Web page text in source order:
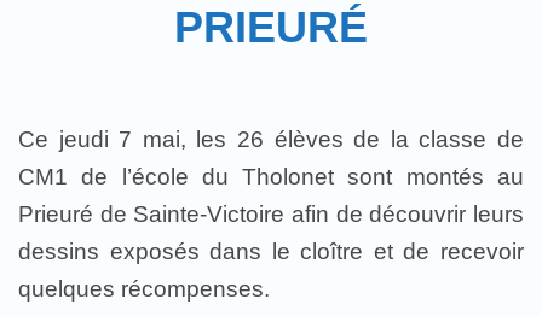
PRIEURÉ
Ce jeudi 7 mai, les 26 élèves de la classe de
CM1 de l’école du Tholonet sont montés au
Prieuré de Sainte-Victoire afin de découvrir leurs
dessins exposés dans le cloître et de recevoir
quelques récompenses.